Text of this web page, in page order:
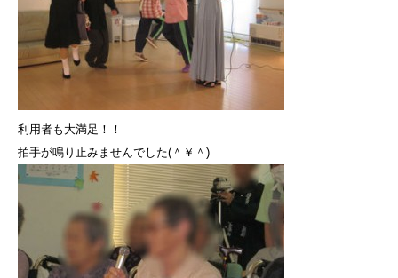
利用者も大満足！！
拍手が鳴り止みませんでした(＾￥＾)